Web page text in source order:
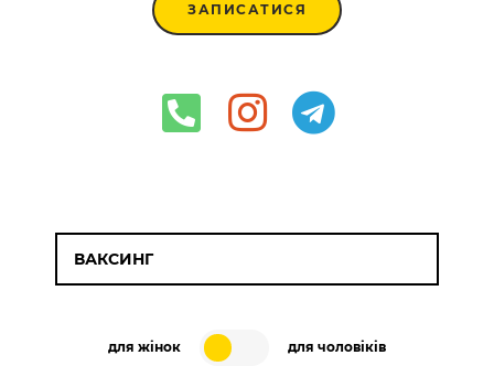
ЗАПИСАТИСЯ
ВАКСИНГ
для жінок для чоловіків